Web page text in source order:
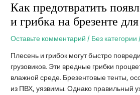
Как предотвратить
и грибка на брезенте
Оставьте комментарий / Без категории
Плесень и грибок могут быстро
грузовиков. Эти вредные грибки
влажной среде. Брезентовые тенты,
из ПВХ, уязвимы. Однако правильный